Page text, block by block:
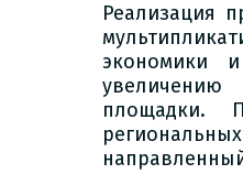
Реализация
экономики
увеличению
площадки.